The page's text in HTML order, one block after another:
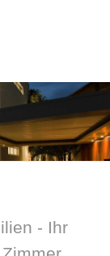
- Ihr